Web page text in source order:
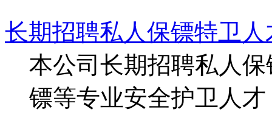
长期招聘私人保镖特卫人
本公司长期招聘私人
镖等专业安全护卫人